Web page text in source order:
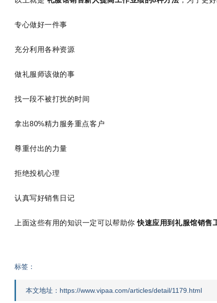
专心做好一件事
充分利用各种资源
做礼服师该做的事
找一段不被打扰的时间
拿出80%精力服务重点客户
尊重付出的力量
拒绝投机心理
认真写好销售日记
上面这些有用的知识一定可以帮助你快速应用到礼服馆销售
标签：
本文地址：https://www.vipaa.com/articles/detail/1179.html